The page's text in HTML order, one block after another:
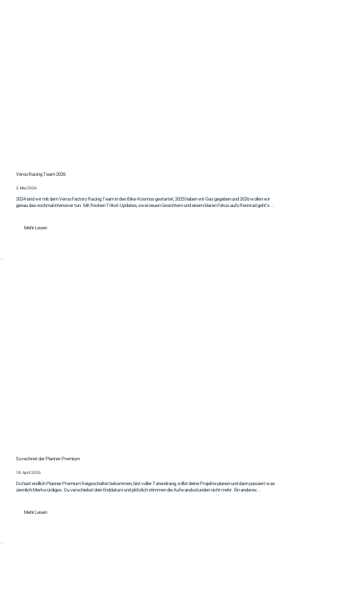
Veroo Racing Team 2026
3. Mai 2026
2024 sind wir mit dem Veroo Factory Racing Team in den Bike-Kosmos gestartet, 2025 haben wir Gas gegeben und 2026 wollen wir
genau das nochmal intensiver tun. Mit freshen Trikot-Updates, zwei neuen Gesichtern und einem klaren Fokus aufs Rennrad geht's...
Mehr Lesen
So rechnet der Planner Premium
18. April 2026
Du hast endlich Planner Premium freigeschaltet bekommen, bist voller Tatendrang, willst deine Projekte planen und dann passiert was
ziemlich Merkwürdiges. Du verschiebst dein Enddatum und plötzlich stimmen die Aufwandsstunden nicht mehr. Ein anderes...
Mehr Lesen